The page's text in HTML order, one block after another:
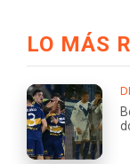
LO MÁS